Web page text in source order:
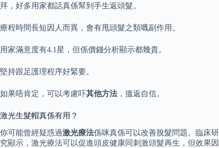
拜，好多用家都話真係幫到手生返頭髮。
療程時間長短因人而異，會有甩頭髮之類嘅副作用。
用家滿意度有4.1星，但係價錢分析顯示都幾貴。
堅持跟足護理程序好緊要。
如果唔肯定，可以考慮吓其他方法，搵返自信。
激光生髮帽真係有用？
你可能曾經疑惑過激光療法係咪真係可以改善脫髮問題。臨床研
究顯示，激光療法可以促進頭皮健康同刺激頭髮再生，但效果因